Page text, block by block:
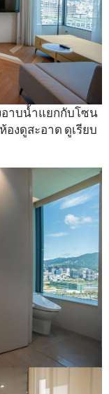
งอาบน้ำแยกกับโซน
งดูสะอาด ดูเรียบ